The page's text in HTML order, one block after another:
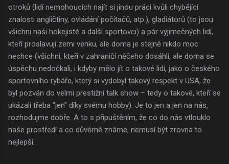
otroků (lidí nemohoucích najít si jinou práci kvůli chybějící
znalosti angličtiny, ovládání počítačů, atp.), gladiátorů (to jsou
všichni naši hokejisté a další sportovci) a pár výjimečných lidí,
kteří proslavují zemi venku, ale doma je stejně nikdo moc
nechce (všichni, kteří v zahraničí něčeho dosáhli, ale doma se
úspěchu nedočkali, i kdyby mělo jít o takové lidi, jako o českého
sportovního rybáře, který si vydobyl takový respekt v USA, že
byl pozván do velmi prestižní talk show – tedy o takové, kteří se
ukázali třeba “jen” díky svému hobby). Je to jen a jen na nás,
rozhodujme dobře. A to s připuštěním, že co do nás vtlouklo
naše prostředí a co důvěrně známe, nemusí být zrovna to
nejlepší.